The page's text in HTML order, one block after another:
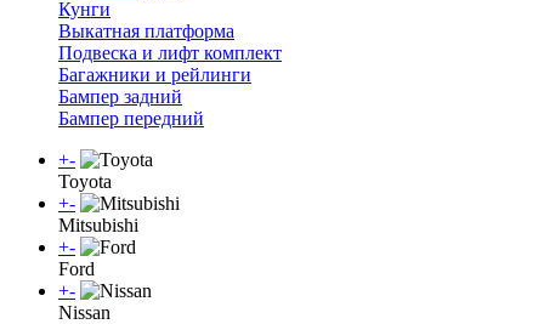
Кунги
Выкатная платформа
Подвеска и лифт комплект
Багажники и рейлинги
Бампер задний
Бампер передний
+-
Toyota
+-
Mitsubishi
+-
Ford
+-
Nissan